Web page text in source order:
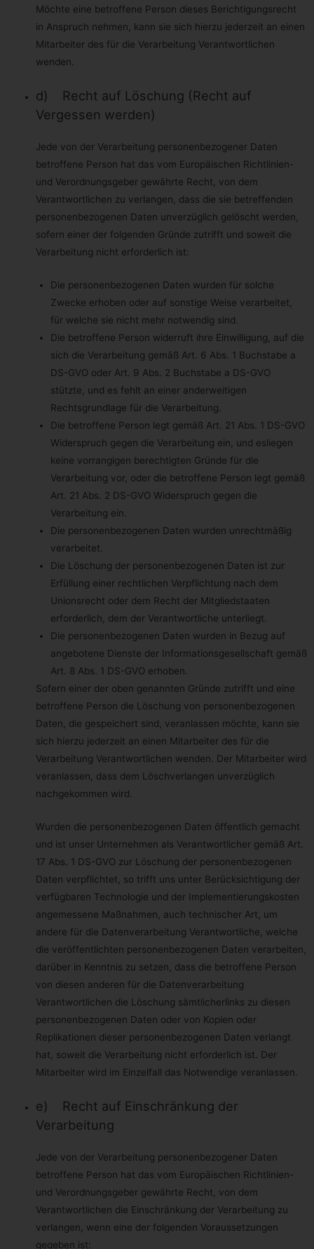
Möchte eine betroffene Person dieses Berichtigungsrecht
in Anspruch nehmen, kann sie sich hierzu jederzeit an einen
Mitarbeiter des für die Verarbeitung Verantwortlichen
wenden.
d) Recht auf Löschung (Recht auf
Vergessen werden)
Jede von der Verarbeitung personenbezogener Daten
betroffene Person hat das vom Europäischen Richtlinien-
und Verordnungsgeber gewährte Recht, von dem
Verantwortlichen zu verlangen, dass die sie betreffenden
personenbezogenen Daten unverzüglich gelöscht werden,
sofern einer der folgenden Gründe zutrifft und soweit die
Verarbeitung nicht erforderlich ist:
Die personenbezogenen Daten wurden für solche
Zwecke erhoben oder auf sonstige Weise verarbeitet,
für welche sie nicht mehr notwendig sind.
Die betroffene Person widerruft ihre Einwilligung, auf die
sich die Verarbeitung gemäß Art. 6 Abs. 1 Buchstabe a
DS-GVO oder Art. 9 Abs. 2 Buchstabe a DS-GVO
stützte, und es fehlt an einer anderweitigen
Rechtsgrundlage für die Verarbeitung.
Die betroffene Person legt gemäß Art. 21 Abs. 1 DS-GVO
Widerspruch gegen die Verarbeitung ein, und esliegen
keine vorrangigen berechtigten Gründe für die
Verarbeitung vor, oder die betroffene Person legt gemäß
Art. 21 Abs. 2 DS-GVO Widerspruch gegen die
Verarbeitung ein.
Die personenbezogenen Daten wurden unrechtmäßig
verarbeitet.
Die Löschung der personenbezogenen Daten ist zur
Erfüllung einer rechtlichen Verpflichtung nach dem
Unionsrecht oder dem Recht der Mitgliedstaaten
erforderlich, dem der Verantwortliche unterliegt.
Die personenbezogenen Daten wurden in Bezug auf
angebotene Dienste der Informationsgesellschaft gemäß
Art. 8 Abs. 1 DS-GVO erhoben.
Sofern einer der oben genannten Gründe zutrifft und eine
betroffene Person die Löschung von personenbezogenen
Daten, die gespeichert sind, veranlassen möchte, kann sie
sich hierzu jederzeit an einen Mitarbeiter des für die
Verarbeitung Verantwortlichen wenden. Der Mitarbeiter wird
veranlassen, dass dem Löschverlangen unverzüglich
nachgekommen wird.
Wurden die personenbezogenen Daten öffentlich gemacht
und ist unser Unternehmen als Verantwortlicher gemäß Art.
17 Abs. 1 DS-GVO zur Löschung der personenbezogenen
Daten verpflichtet, so trifft uns unter Berücksichtigung der
verfügbaren Technologie und der Implementierungskosten
angemessene Maßnahmen, auch technischer Art, um
andere für die Datenverarbeitung Verantwortliche, welche
die veröffentlichten personenbezogenen Daten verarbeiten,
darüber in Kenntnis zu setzen, dass die betroffene Person
von diesen anderen für die Datenverarbeitung
Verantwortlichen die Löschung sämtlicherlinks zu diesen
personenbezogenen Daten oder von Kopien oder
Replikationen dieser personenbezogenen Daten verlangt
hat, soweit die Verarbeitung nicht erforderlich ist. Der
Mitarbeiter wird im Einzelfall das Notwendige veranlassen.
e) Recht auf Einschränkung der
Verarbeitung
Jede von der Verarbeitung personenbezogener Daten
betroffene Person hat das vom Europäischen Richtlinien-
und Verordnungsgeber gewährte Recht, von dem
Verantwortlichen die Einschränkung der Verarbeitung zu
verlangen, wenn eine der folgenden Voraussetzungen
gegeben ist:
in unserem Betrieb verletzt werden würde und daraufhin sein
Name, sein Alter, seine Krankenkassendaten oder sonstige
lebenswichtige Informationen an einen Arzt, ein Krankenhaus
oder sonstige Dritte weitergegeben werden müssten. Dann
würde die Verarbeitung auf Art. 6 Ilit. d DS-GVO beruhen.
Letztlich könnten Verarbeitungsvorgänge auf Art. 6 Ilit. f DS-GVO
Rechtsgrundlagen erfasst werden, wenn die Verarbeitung zur
Wahrung eines berechtigten Interesses unseres Unternehmens
oder eines Dritten erforderlich ist, sofern die Interessen,
überwiegen. Solche Verarbeitungsvorgänge sind uns
insbesondere deshalb gestattet, weil sie durch den Europäischen
Gesetzgeber besonders erwähnt wurden. Er vertrat insoweit die
könnte, wenn die betroffene Person ein Kunde des
Verantwortlichen ist (Erwägungsgrund 47 Satz 2 DS-GVO).
Berechtigte Interessen an der Verarbeitung, die von dem
Verantwortlichen oder einem Dritten verfolgt werden
Basiert die Verarbeitung personenbezogener Daten auf Artikel 6
unserer Mitarbeiter und unserer Anteilseigner.
Dauer, für die die personenbezogenen Daten gespeichert
personenbezogenen Daten ist die jeweilige gesetzliche
Aufbewahrungsfrist. Nach Ablauf der Frist werden die
mehr zur Vertragserfüllung oder Vertragsanbahnung erforderlich
Gesetzliche oder vertragliche Vorschriften zur Bereitstellung
der personenbezogenen Daten; Erforderlichkeit für den
die personenbezogenen Daten bereitzustellen; mögliche
Folgen der Nichtbereitstellung
Wir klären Sie darüber auf, dass die Bereitstellung
(z.B. Steuervorschriften) oder sich auch aus vertraglichen
Regelungen (z.B. Angaben zum Vertragspartner) ergeben kann.
Mitunter kann es zu einem Vertragsschluss erforderlich sein,
dass eine betroffene Person uns personenbezogene Daten zur
Verfügung stellt, die in der Folge durch uns verarbeitet werden
müssen. Die betroffene Person ist beispielsweise verpflichtet uns
personenbezogene Daten bereitzustellen, wenn unser
Unternehmen mit ihr einen Vertrag abschließt. Eine
Nichtbereitstellung der personenbezogenen Daten hätte zur
Folge, dass der Vertrag mit dem Betroffenen nicht geschlossen
Vor einer Bereitstellung personenbezogener Daten durch den
Betroffenen muss sich der Betroffene an einen unserer
einzelfallbezogen darüber auf, ob die Bereitstellung der
personenbezogenen Daten gesetzlich oder vertraglich
vorgeschrieben oder für den Vertragsabschluss erforderlich ist,
ob eine Verpflichtung besteht, die personenbezogenen Daten
bereitzustellen, und welche Folgen die Nichtbereitstellung der
personenbezogenen Daten hätte.
Bestehen einer automatisierten Entscheidungsfindung
Als verantwortungsbewusstes Unternehmen verzichten wir auf
eine automatische Entscheidungsfindung oder ein Profiling.
notwendigen Cookies.
Cookies von WordPress
Name Zweck Gültigkeit
wordpress_test_
Dieses Cookie
ermittelt, ob die
Verwendung von
Cookies im Browser
Speicherdauer: Bis
zum Ende der
Browsersitzung (wird
beim Schließen Ihres
Internet-Browsers
gelöscht).
Session
PHPSESSID
speichert Ihre aktuelle
und gewährleistet so,
Programmiersprache
basieren, vollständig
angezeigt werden
können.
Speicherdauer: Bis
zum Ende der
Browsersitzung (wird
beim Schließen Ihres
Session